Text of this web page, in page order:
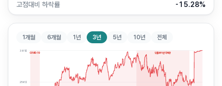
고점대비 하락률 -15.28%
1개월 6개월 1년 3년 5년 10년 전체
COVID-19 인플레이션 약세장
381$
256$